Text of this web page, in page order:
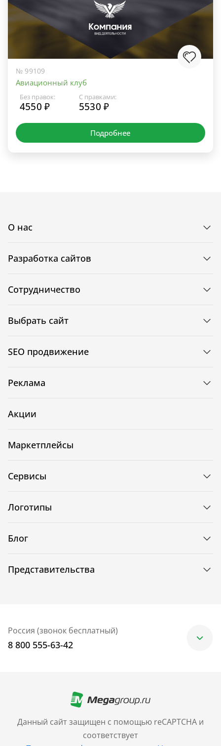
№ 99109
Авиационный клуб
Без правок:
4550 ₽
С правками:
5530 ₽
Подробнее
Данный сайт защищен с помощью reCAPTCHA и
соответствует
О нас
Разработка сайтов
Сотрудничество
Выбрать сайт
SEO продвижение
Реклама
Акции
Маркетплейсы
Сервисы
Логотипы
Блог
Представительства
Россия (звонок бесплатный)
8 800 555-63-42
+7 (499) 705-30-10
Санкт-Петербург
+7 (812) 600-77-33